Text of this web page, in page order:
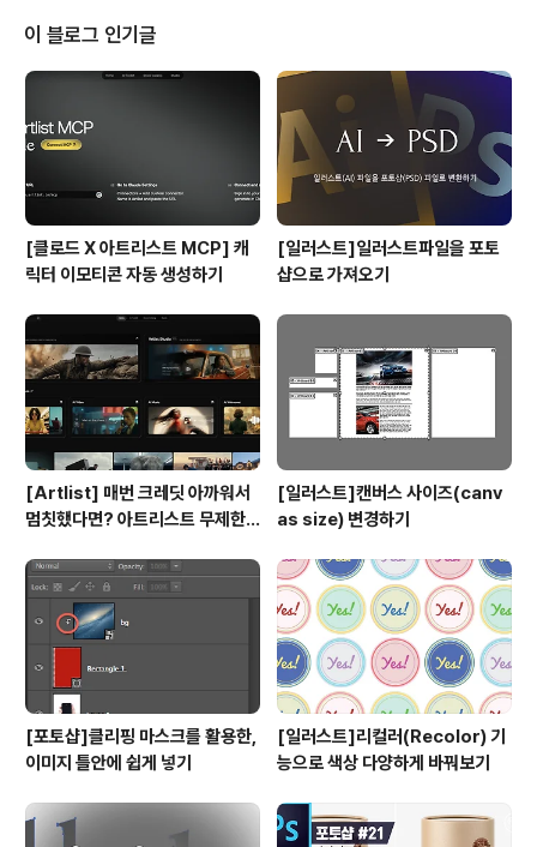
이 블로그 인기글
[클로드 X 아트리스트 MCP] 캐
릭터 이모티콘 자동 생성하기
[일러스트]일러스트파일을 포토
샵으로 가져오기
[Artlist] 매번 크레딧 아까워서
멈칫했다면? 아트리스트 무제한
[일러스트]캔버스 사이즈(canv
as size) 변경하기
[포토샵]클리핑 마스크를 활용한,
이미지 틀안에 쉽게 넣기
[일러스트]리컬러(Recolor) 기
능으로 색상 다양하게 바꿔보기